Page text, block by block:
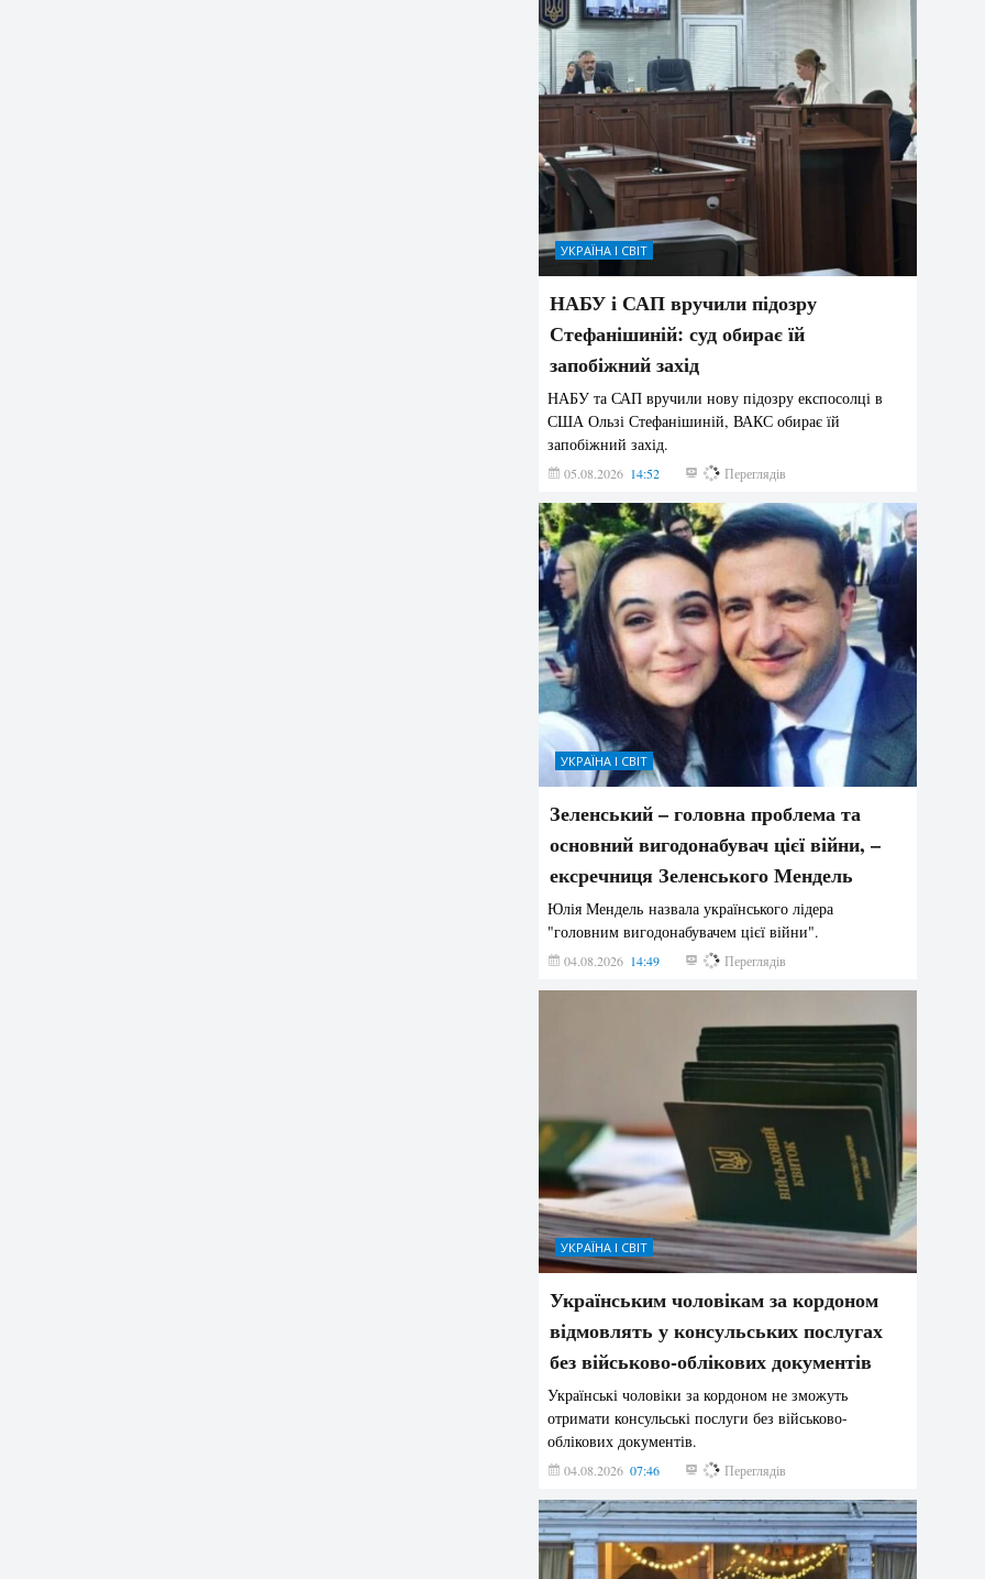
УКРАЇНА І СВІТ
НАБУ і САП вручили підозру
Стефанішиній: суд обирає їй
запобіжний захід
НАБУ та САП вручили нову підозру експосолці в
США Ользі Стефанішиній, ВАКС обирає їй
запобіжний захід.
05.08.2026 14:52 161 Переглядів
УКРАЇНА І СВІТ
Зеленський – головна проблема та
основний вигодонабувач цієї війни, –
ексречниця Зеленського Мендель
Юлія Мендель назвала українського лідера
"головним вигодонабувачем цієї війни".
04.08.2026 14:49 159 Переглядів
УКРАЇНА І СВІТ
Українським чоловікам за кордоном
відмовлять у консульських послугах
без військово-облікових документів
Українські чоловіки за кордоном не зможуть
отримати консульські послуги без військово-
облікових документів.
04.08.2026 07:46 152 Переглядів